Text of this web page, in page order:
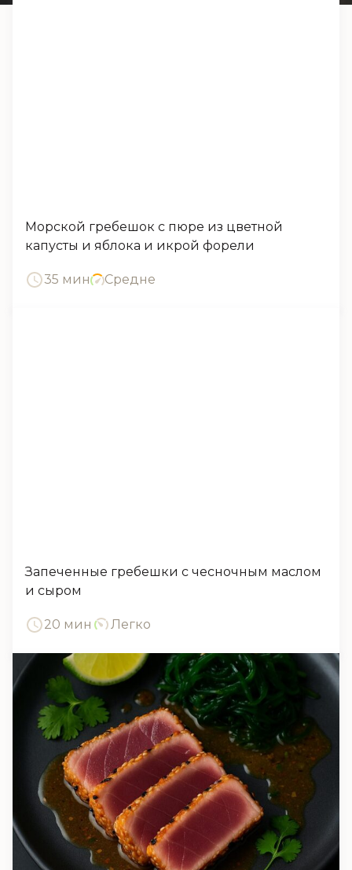
Морской гребешок с пюре из цветной
капусты и яблока и икрой форели
35 мин Средне
Запеченные гребешки с чесночным маслом
и сыром
20 мин Легко